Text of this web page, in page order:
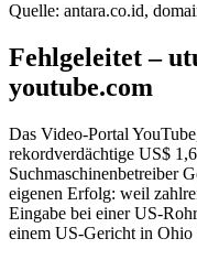
Quelle: antara.co.id,
Fehlgeleitet –
youtube.com
Das Video-Portal
rekordverdächtige US$
Suchmaschinenbetreiber
eigenen Erfolg: weil
Eingabe bei einer US-
einem US-Gericht in Ohio